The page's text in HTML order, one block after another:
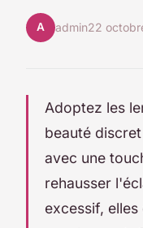
A admin22
Adoptez les
beauté
avec une
rehausser
excessif,